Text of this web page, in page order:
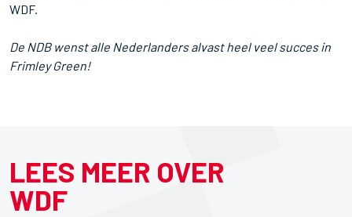
WDF.
De NDB wenst alle Nederlanders alvast heel veel succes in
Frimley Green!
LEES MEER OVER
WDF